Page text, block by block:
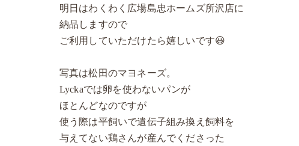
明日はわくわく広場島忠ホームズ所沢店に
納品しますので
ご利用していただけたら嬉しいです😃
写真は松田のマヨネーズ。
Lyckaでは卵を使わないパンが
ほとんどなのですが
使う際は平飼いで遺伝子組み換え飼料を
与えてない鶏さんが産んでくださった